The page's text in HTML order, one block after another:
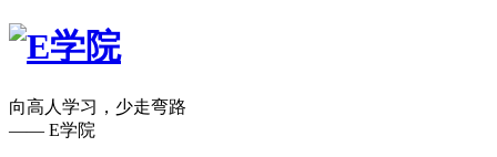
向高人学习，少走弯路
—— E学院